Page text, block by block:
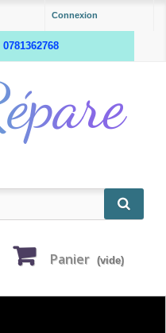
Connexion
0781362768
Panier (vide)